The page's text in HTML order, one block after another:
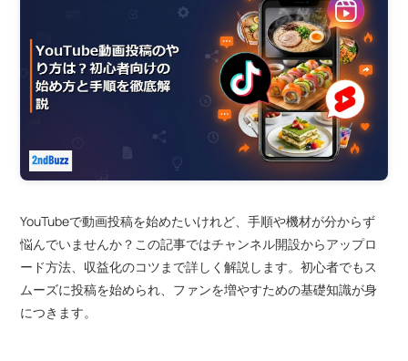
YouTubeで動画投稿を始めたいけれど、手順や機材が分からず
悩んでいませんか？この記事ではチャンネル開設からアップロ
ード方法、収益化のコツまで詳しく解説します。初心者でもス
ムーズに投稿を始められ、ファンを増やすための基礎知識が身
につきます。